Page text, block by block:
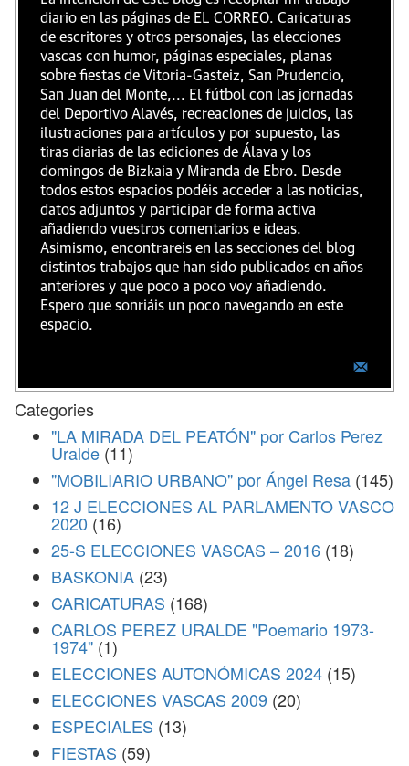
diario en las páginas de EL CORREO. Caricaturas
de escritores y otros personajes, las elecciones
vascas con humor, páginas especiales, planas
sobre fiestas de Vitoria-Gasteiz, San Prudencio,
San Juan del Monte,... El fútbol con las jornadas
del Deportivo Alavés, recreaciones de juicios, las
ilustraciones para artículos y por supuesto, las
tiras diarias de las ediciones de Álava y los
domingos de Bizkaia y Miranda de Ebro. Desde
todos estos espacios podéis acceder a las noticias,
datos adjuntos y participar de forma activa
añadiendo vuestros comentarios e ideas.
Asimismo, encontrareis en las secciones del blog
distintos trabajos que han sido publicados en años
anteriores y que poco a poco voy añadiendo.
Espero que sonriáis un poco navegando en este
espacio.
Categories
"LA MIRADA DEL PEATÓN" por Carlos Perez
Uralde (11)
"MOBILIARIO URBANO" por Ángel Resa (145)
12 J ELECCIONES AL PARLAMENTO VASCO
2020 (16)
25-S ELECCIONES VASCAS – 2016 (18)
BASKONIA (23)
CARICATURAS (168)
CARLOS PEREZ URALDE "Poemario 1973-
1974" (1)
ELECCIONES AUTONÓMICAS 2024 (15)
ELECCIONES VASCAS 2009 (20)
ESPECIALES (13)
FIESTAS (59)